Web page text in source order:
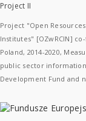
Project II
Project "Open
Institutes" [OZwRCIN]
Poland, 2014-2020,
public sector
Development Fund and